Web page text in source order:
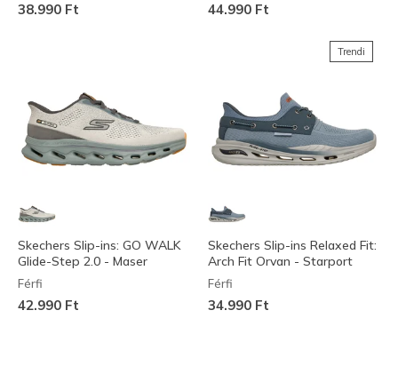
38.990 Ft 44.990 Ft
Skechers Slip-ins: GO WALK
Glide-Step 2.0 - Maser
Férfi
42.990 Ft
Trendi
Skechers Slip-ins Relaxed Fit:
Arch Fit Orvan - Starport
Férfi
34.990 Ft